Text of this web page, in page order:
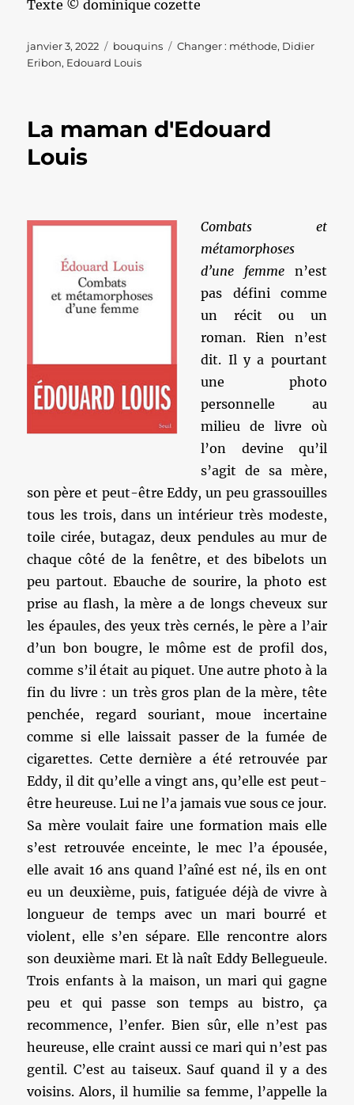
Texte © dominique cozette
Publié
le
janvier 3, 2022 Catégories
bouquins Étiquettes
Changer : méthode, Didier
Eribon, Edouard Louis
La maman d'Edouard
Louis
Combats et
métamorphoses
d’une femme n’est
pas défini comme
un récit ou un
roman. Rien n’est
dit. Il y a pourtant
une photo
personnelle au
milieu de livre où
l’on devine qu’il
s’agit de sa mère,
son père et peut-être Eddy, un peu grassouilles
tous les trois, dans un intérieur très modeste,
toile cirée, butagaz, deux pendules au mur de
chaque côté de la fenêtre, et des bibelots un
peu partout. Ebauche de sourire, la photo est
prise au flash, la mère a de longs cheveux sur
les épaules, des yeux très cernés, le père a l’air
d’un bon bougre, le môme est de profil dos,
comme s’il était au piquet. Une autre photo à la
fin du livre : un très gros plan de la mère, tête
penchée, regard souriant, moue incertaine
comme si elle laissait passer de la fumée de
cigarettes. Cette dernière a été retrouvée par
Eddy, il dit qu’elle a vingt ans, qu’elle est peut-
être heureuse. Lui ne l’a jamais vue sous ce jour.
Sa mère voulait faire une formation mais elle
s’est retrouvée enceinte, le mec l’a épousée,
elle avait 16 ans quand l’aîné est né, ils en ont
eu un deuxième, puis, fatiguée déjà de vivre à
longueur de temps avec un mari bourré et
violent, elle s’en sépare. Elle rencontre alors
son deuxième mari. Et là naît Eddy Bellegueule.
Trois enfants à la maison, un mari qui gagne
peu et qui passe son temps au bistro, ça
recommence, l’enfer. Bien sûr, elle n’est pas
heureuse, elle craint aussi ce mari qui n’est pas
gentil. C’est au taiseux. Sauf quand il y a des
voisins. Alors, il humilie sa femme, l’appelle la